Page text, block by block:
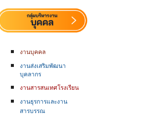
งานบุคคล
งานส่งเสริมพัฒนา
บุคลากร
งานสารสนเทศโรงเรียน
งานธุรการและงาน
สารบรรณ